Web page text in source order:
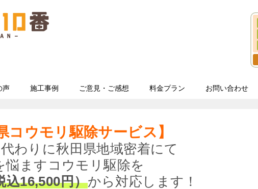
声 施工事例 ご意見・ご感想 料金プラン お問い合わせ
コウモリ駆除サービス】
わりに秋田県地域密着にて
悩ますコウモリ駆除を
込16,500円）から対応します！